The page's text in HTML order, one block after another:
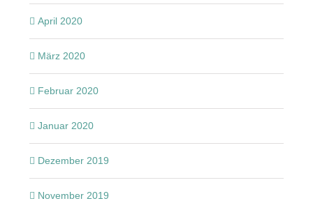
April 2020
März 2020
Februar 2020
Januar 2020
Dezember 2019
November 2019